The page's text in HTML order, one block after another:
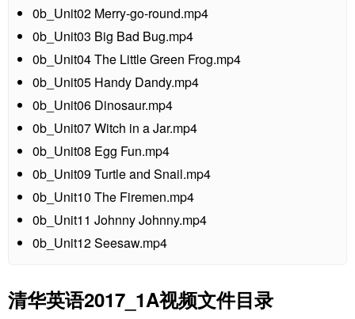
0b_Unit02 Merry-go-round.mp4
0b_Unit03 Big Bad Bug.mp4
0b_Unit04 The Little Green Frog.mp4
0b_Unit05 Handy Dandy.mp4
0b_Unit06 Dinosaur.mp4
0b_Unit07 Witch in a Jar.mp4
0b_Unit08 Egg Fun.mp4
0b_Unit09 Turtle and Snail.mp4
0b_Unit10 The Firemen.mp4
0b_Unit11 Johnny Johnny.mp4
0b_Unit12 Seesaw.mp4
清华英语2017_1A视频文件目录